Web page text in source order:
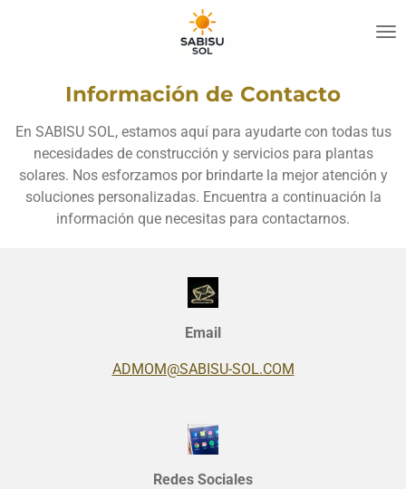
principalInformación de Contacto
En SABISU SOL, estamos aquí para ayudarte con todas tus
necesidades de construcción y servicios para plantas
solares. Nos esforzamos por brindarte la mejor atención y
soluciones personalizadas. Encuentra a continuación la
información que necesitas para contactarnos.
Email
ADMOM@SABISU-SOL.COM
Redes Sociales